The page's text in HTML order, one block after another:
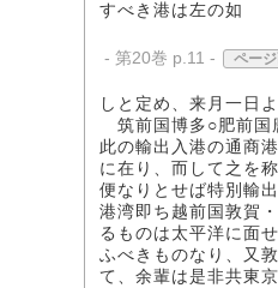
すべき港は左の如
- 第20巻 p.11 - ペー
しと定め、来月一日
筑前国博多○肥前国
此の輸出入港の通商
に在り、而して之を
便なりとせば特別輸
港湾即ち越前国敦賀
るものは太平洋に面
ふべきものなり、又
て、余輩は是非共東